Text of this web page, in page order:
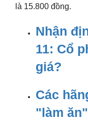
là 15.800 đồng.
Nhận
11: Cổ
giá?
Các
"làm